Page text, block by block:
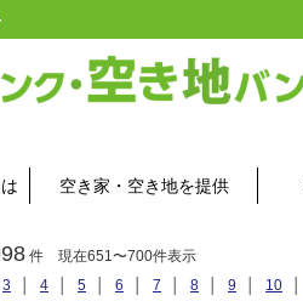
空き家・空き地を提供
件 現在651〜700件表示
3 4 5 6 7 8 9 10